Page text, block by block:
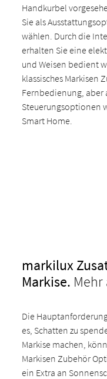
Handkurbel
Sie als
wählen. Durch die
erhalten Sie eine
und Weisen bedient
klassisches Markisen
Fernbedienung, aber
Steuerungsoptionen
Smart Home.
markilux
Markise.
Die
es, Schatten zu
Markise machen,
Markisen Zubehör
ein Extra an